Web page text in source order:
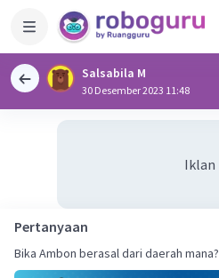
Salsabila M
30 Desember 2023 11:48
Iklan
Pertanyaan
Bika Ambon berasal dari daerah mana?